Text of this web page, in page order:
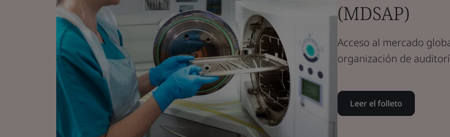
(MDSAP)
Acceso al mercado
organización de
Leer el folleto